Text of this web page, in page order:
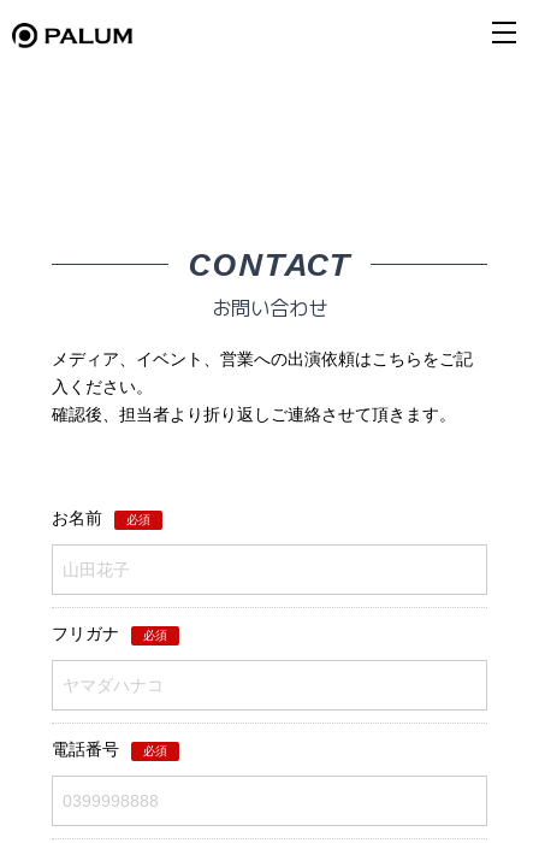
CONTACT
お問い合わせ
メディア、イベント、営業への出演依頼はこちらをご記
入ください。
確認後、担当者より折り返しご連絡させて頂きます。
お名前 必須
フリガナ 必須
電話番号 必須